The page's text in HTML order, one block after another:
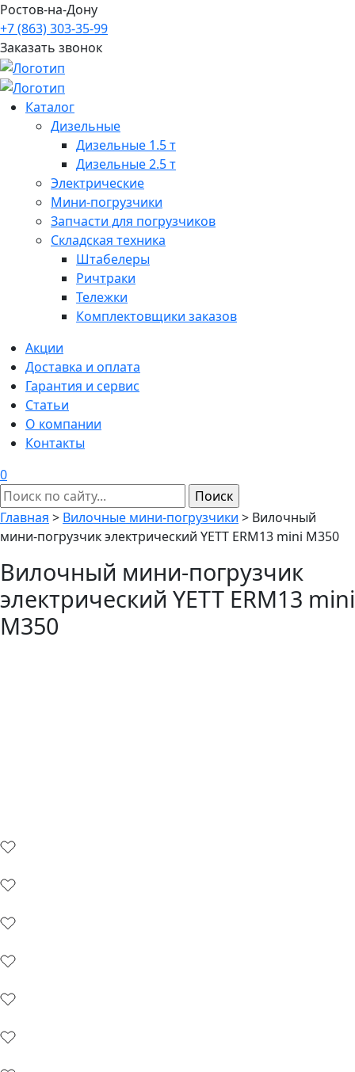
Ростов-на-Дону
+7 (863) 303-35-99
Заказать звонок
Каталог
Дизельные
Дизельные 1.5 т
Дизельные 2.5 т
Электрические
Мини-погрузчики
Запчасти для погрузчиков
Складская техника
Штабелеры
Ричтраки
Тележки
Комплектовщики заказов
Акции
Доставка и оплата
Гарантия и сервис
Статьи
О компании
Контакты
0
Главная > Вилочные мини-погрузчики > Вилочный
мини-погрузчик электрический YETT ERM13 mini M350
Вилочный мини-погрузчик
электрический YETT ERM13 mini
M350